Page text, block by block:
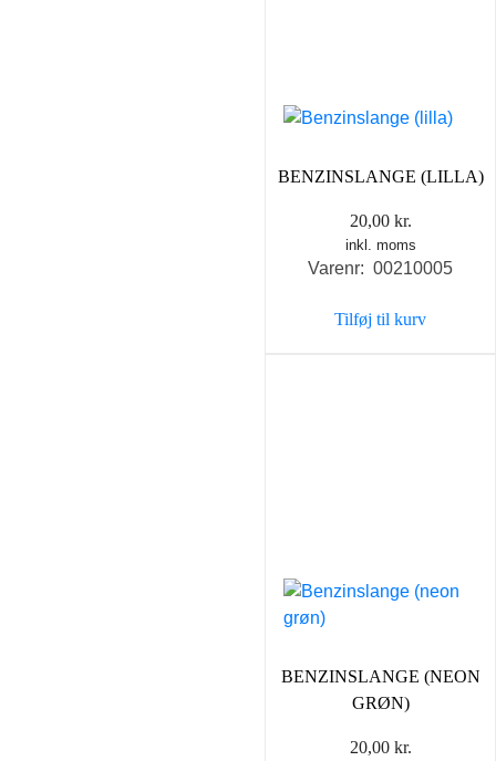
BENZINSLANGE (LILLA)
20,00 kr.
inkl. moms
Varenr: 00210005
Tilføj til kurv
BENZINSLANGE (NEON
GRØN)
20,00 kr.